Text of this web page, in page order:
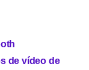
de vídeo de